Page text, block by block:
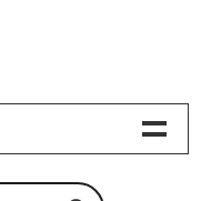
引擎